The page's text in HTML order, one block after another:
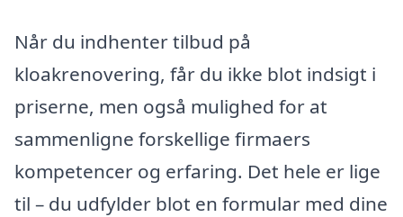
Når du indhenter tilbud på
kloakrenovering, får du ikke blot indsigt i
priserne, men også mulighed for at
sammenligne forskellige firmaers
kompetencer og erfaring. Det hele er lige
til – du udfylder blot en formular med dine